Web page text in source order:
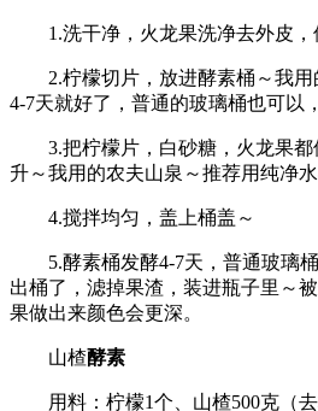
1.洗干净，火龙果洗净去外皮，
2.柠檬切片，放进酵素桶～我用
4-7天就好了，普通的玻璃桶也可以
3.把柠檬片，白砂糖，火龙果都
升～我用的农夫山泉～推荐用纯净
4.搅拌均匀，盖上桶盖～
5.酵素桶发酵4-7天，普通玻璃桶
出桶了，滤掉果渣，装进瓶子里～
果做出来颜色会更深。
山楂酵素
用料：柠檬1个、山楂500克（去